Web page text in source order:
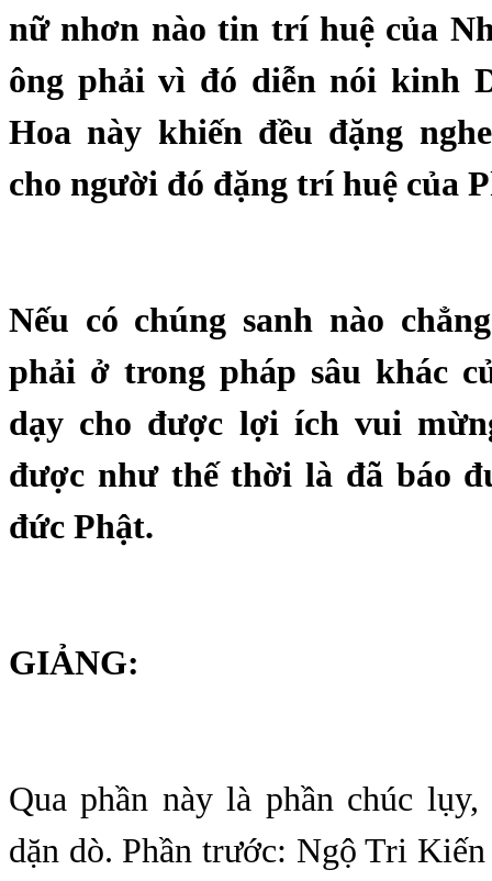
nữ nhơn nào tin trí huệ của
ông phải vì đó diễn nói kinh
Hoa này khiến đều đặng
cho người đó đặng trí huệ của
Nếu có chúng sanh nào
phải ở trong pháp sâu khác
dạy cho được lợi ích vui
được như thế thời là đã báo
đức Phật.
GIẢNG:
Qua phần này là phần chúc
dặn dò. Phần trước: Ngộ Tri